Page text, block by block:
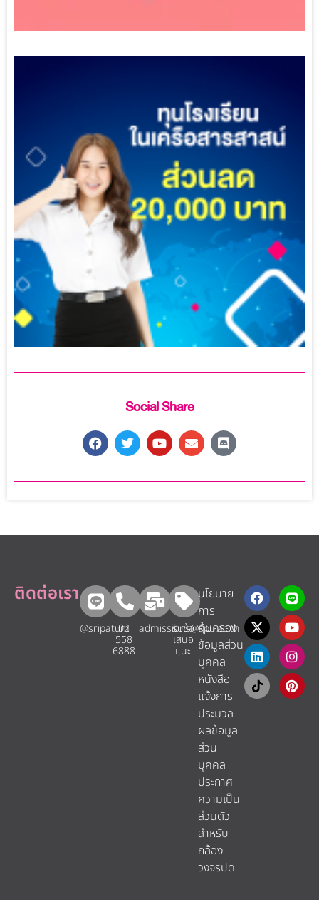
Social Share
ติดต่อเรา
@sripatum
02
558
6888
admissions@spu.ac.th
รับข้อ
เสนอ
แนะ​
นโยบาย
การ
คุ้มครอง
ข้อมูลส่วน
บุคคล
หนังสือ
แจ้งการ
ประมวล
ผลข้อมูล
ส่วน
บุคคล
ประกาศ
ความเป็น
ส่วนตัว
สำหรับ
กล้อง
วงจรปิด